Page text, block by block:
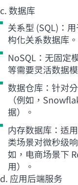
c. 数据库
关系型 (SQL)：
构化关系数据库。
NoSQL：无固定
等需要灵活数据
数据仓库：针对
（例如，
据）。
内存数据库：适
类场景对微秒级
如，电商场景下
用）。
d. 应用后端服务